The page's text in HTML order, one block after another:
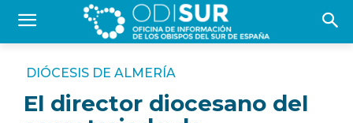
DIÓCESIS DE ALMERÍA
El director diocesano del